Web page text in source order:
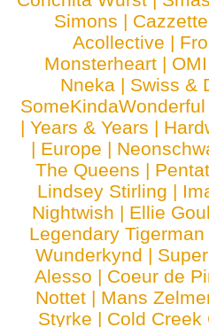
Simons | Cazzette
Acollective |
Monsterheart | OMI
Nneka | Swiss &
SomeKindaWonderful
| Years & Years |
| Europe |
The Queens |
Lindsey Stirling |
Nightwish | Ellie
Legendary Tigerman
Wunderkynd |
Alesso | Coeur de
Nottet | Mans
Styrke | Cold Creek